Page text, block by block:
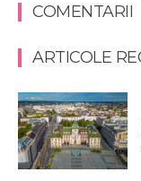
COMENTARII
ARTICOLE